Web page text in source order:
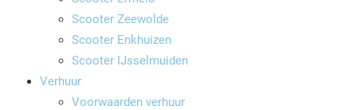
Scooter Zeewolde
Scooter Enkhuizen
Scooter IJsselmuiden
Verhuur
Voorwaarden verhuur